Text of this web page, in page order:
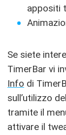
appositi
Se siete
TimerBar vi
Info di
sull’utilizzo
tramite il
attivare il